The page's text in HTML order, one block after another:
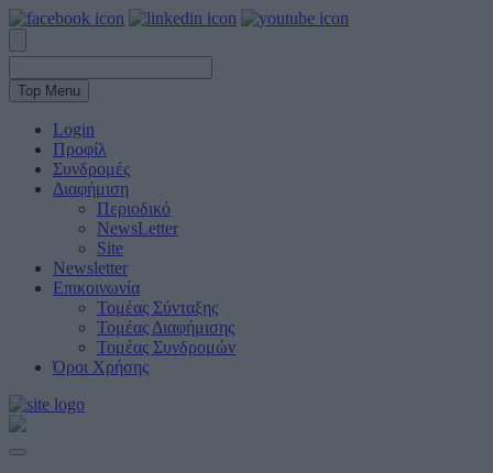
Top Menu
Login
Προφίλ
Συνδρομές
Διαφήμιση
Περιοδικό
NewsLetter
Site
Newsletter
Επικοινωνία
Τομέας Σύνταξης
Τομέας Διαφήμισης
Τομέας Συνδρομών
Όροι Χρήσης